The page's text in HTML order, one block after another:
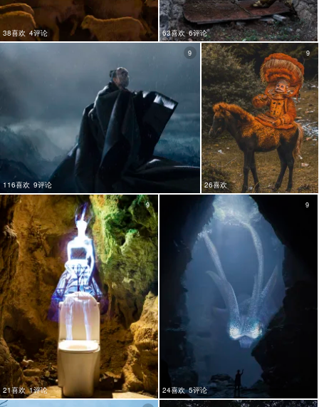
38喜欢 4评论 63喜欢 6评论
116喜欢 9评论
9
26喜欢
9
21喜欢 1评论
9
24喜欢 5评论
9